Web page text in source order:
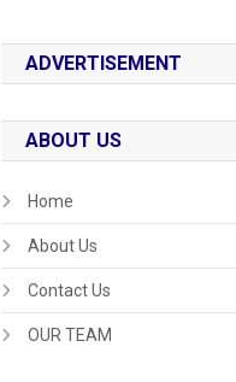
ADVERTISEMENT
ABOUT US
Home
About Us
Contact Us
OUR TEAM